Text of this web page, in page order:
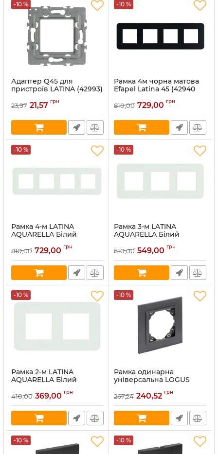
-10 %
Адаптер Q45 для
пристроїв LATINA (42993)
В наявності:594
23,97 21,57 грн
-10 %
Рамка 4м чорна матова
Efapel Latina 45 (42940
Артикул:42940 TPM
В наявності:72
810,00 729,00 грн
-10 %
Рамка 4-м LATINA
AQUARELLA Білий
Артикул:42940 TBM
В наявності:4
810,00 729,00 грн
-10 %
Рамка 3-м LATINA
AQUARELLA Білий
Артикул:42930 TBM
В наявності:11
610,00 549,00 грн
-10 %
Рамка 2-м LATINA
AQUARELLA Білий
Артикул:42920 TBM
В наявності:18
410,00 369,00 грн
-10 %
Рамка одинарна
універсальна LOGUS
графіт (90910 TSS)
Артикул:90910 TSS
В наявності:
267,24 240,52 грн
-10 % -10 %